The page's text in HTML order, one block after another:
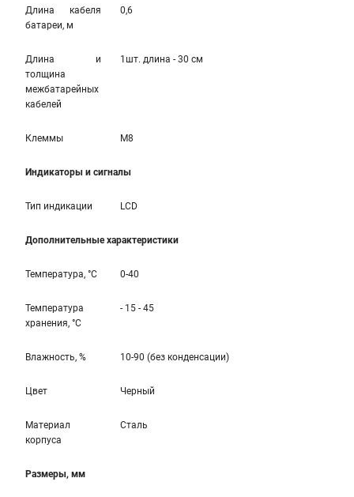
Длина кабеля
батареи, м
0,6
Длина и
толщина
межбатарейных
кабелей
1шт. длина - 30 см
Клеммы M8
Индикаторы и сигналы
Тип индикации LCD
Дополнительные характеристики
Температура, °С 0-40
Температура
хранения, °С
- 15 - 45
Влажность, % 10-90 (без конденсации)
Цвет Черный
Материал
корпуса
Сталь
Размеры, мм